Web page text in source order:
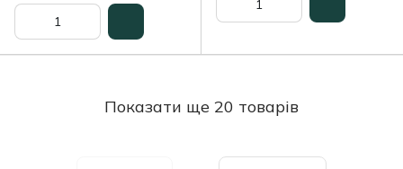
Показати ще 20 товарів